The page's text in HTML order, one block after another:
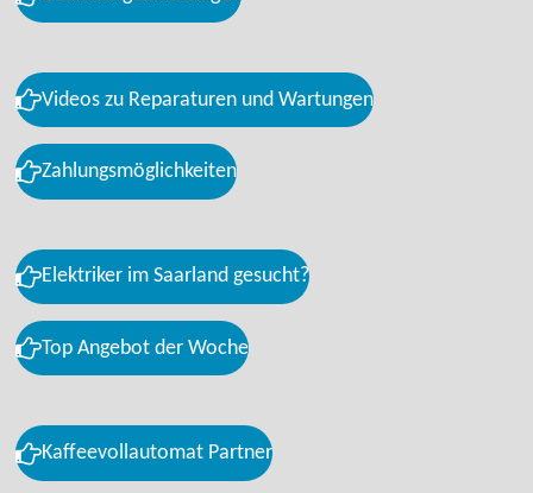
Videos zu Reparaturen und Wartungen
Zahlungsmöglichkeiten
Elektriker im Saarland gesucht?
Top Angebot der Woche
Kaffeevollautomat Partner